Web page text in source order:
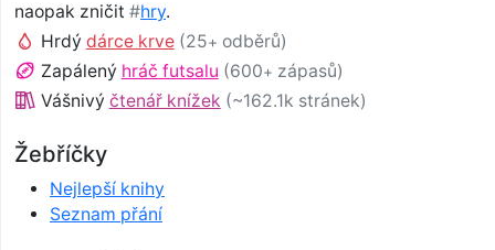
naopak zničit #hry.
Hrdý dárce krve (25+ odběrů)
Zapálený hráč futsalu (600+ zápasů)
Vášnivý čtenář knížek (~162.1k stránek)
Žebříčky
Nejlepší knihy
Seznam přání